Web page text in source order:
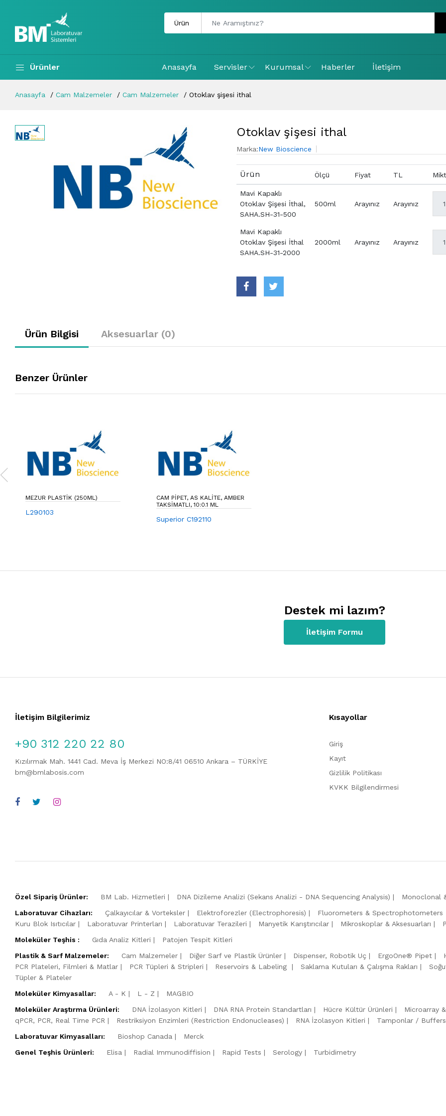
Ürünler Anasayfa Servisler Kurumsal Haberler İletişim
Anasayfa Cam Malzemeler Cam Malzemeler Otoklav şişesi ithal
Otoklav şişesi ithal
Marka:New Bioscience
Ürün Ölçü Fiyat TL
Mavi Kapaklı
Otoklav Şişesi İthal,
SAHA.SH-31-500
500ml Arayınız Arayınız
Mavi Kapaklı
Otoklav Şişesi İthal
SAHA.SH-31-2000
2000ml Arayınız Arayınız
Ürün Bilgisi Aksesuarlar (0)
Benzer Ürünler
MEZUR PLASTIK (250ML)
L290103
CAM PIPET, AS KALITE, AMBER
TAKSIMATLI, 10:0.1 ML
Superior C192110
Destek mi lazım?
İletişim Formu
İletişim Bilgilerimiz
+90 312 220 22 80
Kızılırmak Mah. 1441 Cad. Meva İş Merkezi NO:8/41 06510 Ankara – TÜRKİYE
bm@bmlabosis.com
Kısayollar
Giriş
Kayıt
Gizlilik Politikası
KVKK Bilgilendirmesi
Özel Sipariş Ürünler: BM Lab. Hizmetleri DNA Dizileme Analizi (Sekans Analizi - DNA Sequencing Analysis) Monoclonal
Laboratuvar Cihazları:
Çalkayıcılar & Vorteksler Elektroforezler (Electrophoresis) Fluorometers & Spectrophotometers
Kuru Blok Isıtıcılar
Laboratuvar Printerları Laboratuvar Terazileri Manyetik Karıştırıcılar Mikroskoplar & Aksesuarları
Moleküler Teşhis :
Gıda Analiz Kitleri
Patojen Tespit Kitleri
Plastik & Sarf Malzemeler:
Cam Malzemeler Diğer Sarf ve Plastik Ürünler Dispenser, Robotik Uç ErgoOne® Pipet
PCR Plateleri, Filmleri & Matlar
PCR Tüpleri & Stripleri Reservoirs & Labeling Saklama Kutuları & Çalışma Rakları
Tüpler & Plateler
Moleküler Kimyasallar:
A - K L - Z
MAGBIO
Moleküler Araştırma Ürünleri:
DNA İzolasyon Kitleri DNA RNA Protein Standartları Hücre Kültür Ürünleri Microarray
qPCR, PCR, Real Time PCR
Restriksiyon Enzimleri (Restriction Endonucleases) RNA İzolasyon Kitleri
Tamponlar / Buffers
Laboratuvar Kimyasalları:
Bioshop Canada
Merck
Genel Teşhis Ürünleri:
Elisa Radial Immunodiffision Rapid Tests Serology Turbidimetry